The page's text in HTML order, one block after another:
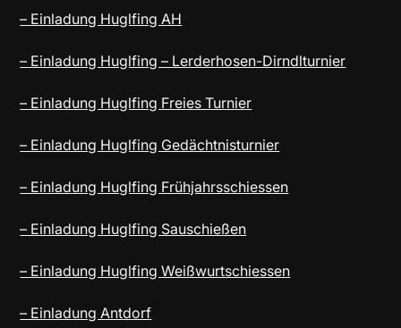
– Einladung Huglfing AH
– Einladung Huglfing – Lerderhosen-Dirndlturnier
– Einladung Huglfing Freies Turnier
– Einladung Huglfing Gedächtnisturnier
– Einladung Huglfing Frühjahrsschiessen
– Einladung Huglfing Sauschießen
– Einladung Huglfing Weißwurtschiessen
– Einladung Antdorf